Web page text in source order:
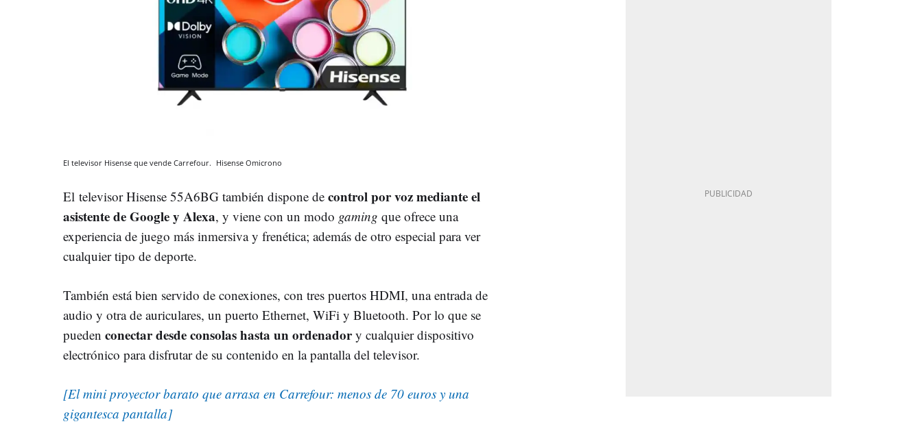
El televisor Hisense que vende Carrefour. Hisense Omicrono
El televisor Hisense 55A6BG también dispone de control por voz mediante el
asistente de Google y Alexa, y viene con un modo gaming que ofrece una
experiencia de juego más inmersiva y frenética; además de otro especial para ver
cualquier tipo de deporte.
También está bien servido de conexiones, con tres puertos HDMI, una entrada de
audio y otra de auriculares, un puerto Ethernet, WiFi y Bluetooth. Por lo que se
pueden conectar desde consolas hasta un ordenadory cualquier dispositivo
electrónico para disfrutar de su contenido en la pantalla del televisor.
[El mini proyector barato que arrasa en Carrefour: menos de 70 euros y una
gigantesca pantalla]